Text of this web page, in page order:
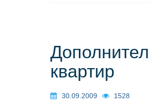
квартир
30.09.2009 1528